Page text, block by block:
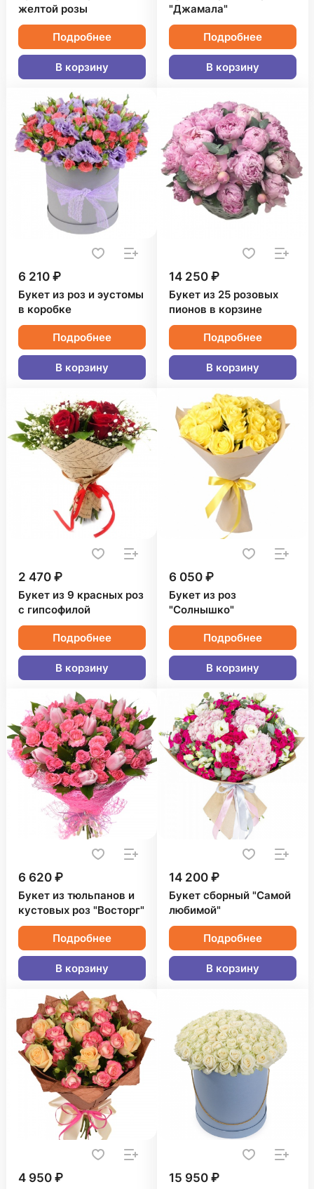
желтой розы
Подробнее
В корзину
"Джамала"
Подробнее
В корзину
6 210 ₽
Букет из роз и эустомы
в коробке
Подробнее
В корзину
14 250 ₽
Букет из 25 розовых
пионов в корзине
Подробнее
В корзину
2 470 ₽
Букет из 9 красных роз
с гипсофилой
Подробнее
В корзину
6 050 ₽
Букет из роз
"Солнышко"
Подробнее
В корзину
6 620 ₽
Букет из тюльпанов и
кустовых роз "Восторг"
Подробнее
В корзину
14 200 ₽
Букет сборный "Самой
любимой"
Подробнее
В корзину
4 950 ₽ 15 950 ₽